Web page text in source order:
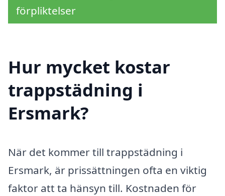
förpliktelser
Hur mycket kostar
trappstädning i
Ersmark?
När det kommer till trappstädning i
Ersmark, är prissättningen ofta en viktig
faktor att ta hänsyn till. Kostnaden för